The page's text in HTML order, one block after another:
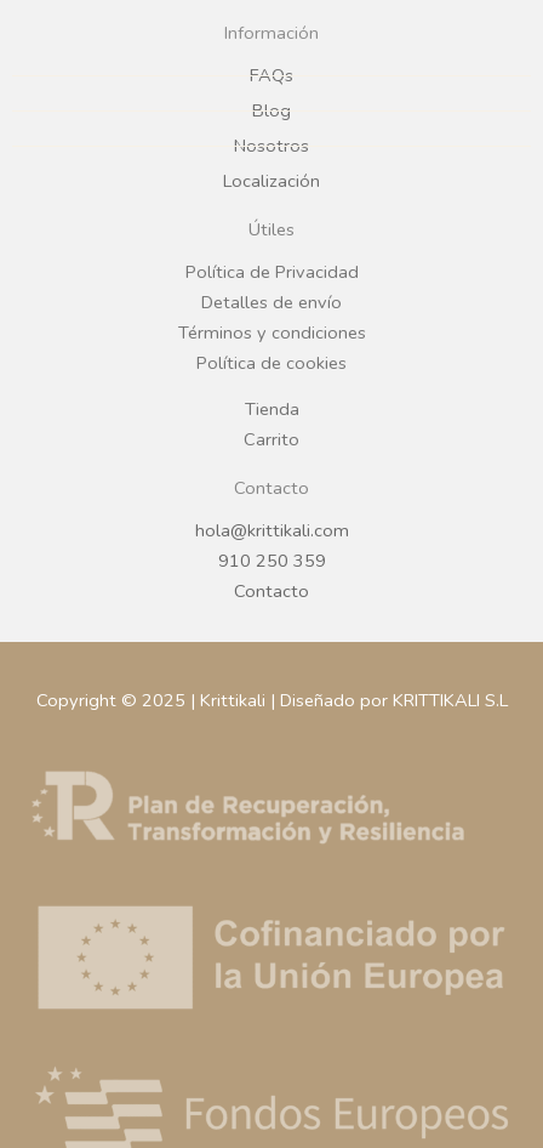
c
e
b
o
o
k
g
r
a
Información
FAQs
Blog
Nosotros
Localización
Útiles
Política de Privacidad
Detalles de envío
Términos y condiciones
Política de cookies
Tienda
Carrito
Contacto
hola@krittikali.com
910 250 359
Contacto
Copyright © 2025 | Krittikali | Diseñado por KRITTIKALI S.L